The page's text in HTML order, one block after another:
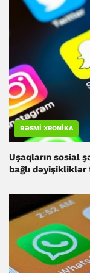
RƏSMI XRONIKA
Uşaqların sosial
bağlı